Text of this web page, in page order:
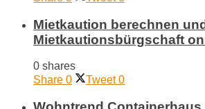
Mietkaution berechnen
Mietkautionsbürgschaft
0 shares
Share 0 Tweet 0